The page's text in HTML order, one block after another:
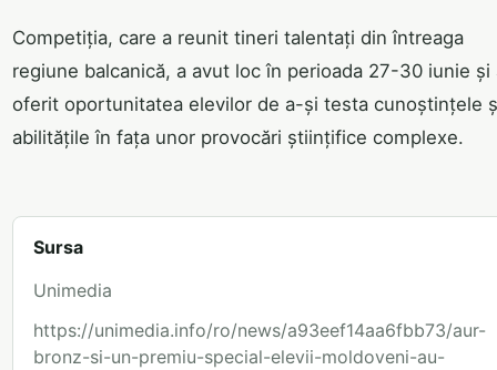
Competiția, care a reunit tineri talentați din întreaga
regiune balcanică, a avut loc în perioada 27-30 iunie și
oferit oportunitatea elevilor de a-și testa cunoștințele
abilitățile în fața unor provocări științifice complexe.
Sursa
Unimedia
https://unimedia.info/ro/news/a93eef14aa6fbb73/aur-
bronz-si-un-premiu-special-elevii-moldoveni-au-